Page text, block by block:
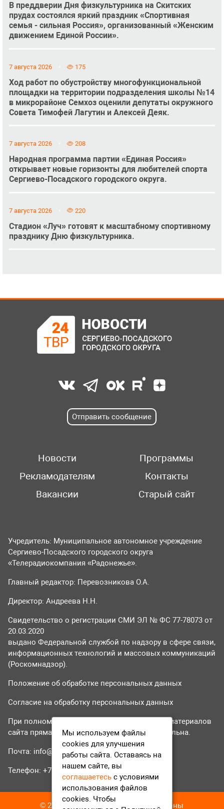
В преддверии Дня физкультурника на Скитских
прудах состоялся яркий праздник «Спортивная
семья - сильная Россия», организованный «Женским
движением Единой России».
7 августа 2026 175
Ход работ по обустройству многофункциональной
площадки на территории подразделения школы №14
в микрорайоне Семхоз оценили депутаты окружного
Совета Тимофей Лагутин и Алексей Деяк.
7 августа 2026 208
Народная программа партии «Единая Россия»
открывает новые горизонты для любителей спорта
Сергиево-Посадского городского округа.
7 августа 2026 220
Стадион «Луч» готовят к масштабному спортивному
празднику Дню физкультурника.
Отправить сообщение
Новости
Программы
Рекламодателям
Контакты
Вакансии
Старый сайт
Учредитель: Муниципальное автономное учреждение
Сергиево-Посадского городского округа
«Телерадиокомпания «Радонежье».
Главный редактор: Перевозникова О.А.
Директор: Андреева Н.Н.
Свидетельство о регистрации СМИ ЭЛ № ФС 77-78073 от
20.03.2020
выдано Федеральной службой по надзору в сфере связи,
информационных технологий и массовых коммуникаций
(Роскомнадзор).
Положение об обработке персональных данных
Согласие на обработку персональных данных
При полном или частичном использовании материалов
сайта прямая гиперссылка на tvr24.tv обязательна.
Почта: info@tvr24.tv
Телефон: +7 (496) 551-04-95
© 2016-2023 ТВР24 Все права защищены
Мы используем файлы
cookies для улучшения
работы сайта. Оставаясь на
нашем сайте, вы
соглашаетесь с условиями
использования файлов
cookies. Чтобы